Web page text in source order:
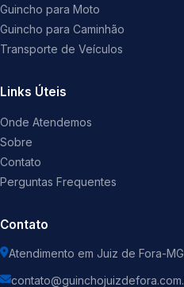
Guincho para Moto
Guincho para Caminhão
Transporte de Veículos
Links Úteis
Onde Atendemos
Sobre
Contato
Perguntas Frequentes
Contato
Atendimento em Juiz de Fora-